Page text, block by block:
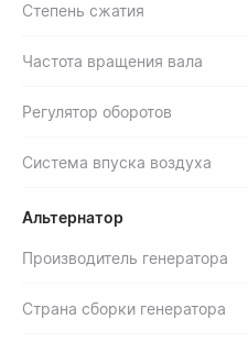
Степень сжатия
Частота вращения вала
Регулятор оборотов
Система впуска воздуха
Альтернатор
Производитель генератора
Страна сборки генератора